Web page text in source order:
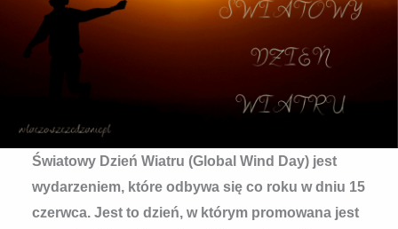
Światowy Dzień Wiatru (Global Wind Day) jest
wydarzeniem, które odbywa się co roku w dniu 15
czerwca. Jest to dzień, w którym promowana jest